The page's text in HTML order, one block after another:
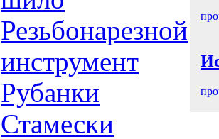
Резьбонарезной
инструмент
Рубанки
Стамески